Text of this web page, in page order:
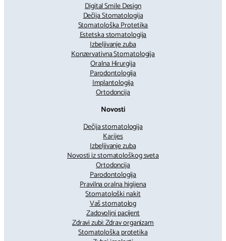
Digital Smile Design
Dečija Stomatologija
Stomatološka Protetika
Estetska stomatologija
Izbeljivanje zuba
Konzervativna Stomatologija
Oralna Hirurgija
Parodontologija
Implantologija
Ortodoncija
Novosti
Dečija stomatologija
Karijes
Izbeljivanje zuba
Novosti iz stomatološkog sveta
Ortodoncija
Parodontologija
Pravilna oralna higijena
Stomatološki nakit
Vaš stomatolog
Zadovoljni pacijent
Zdravi zubi: Zdrav organizam
Stomatološka protetika